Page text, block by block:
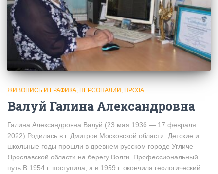
ЖИВОПИСЬ И ГРАФИКА ПЕРСОНАЛИИ ПРОЗА
Валуй Галина Александровна
Галина Александровна Валуй (23 мая 1936 — 17 февраля
2022) Родилась в г. Дмитров Московской области. Детские и
школьные годы прошли в древнем русском городе Угличе
Ярославской области на берегу Волги. Профессиональный
путь В 1954 г. поступила, а в 1959 г. окончила геологический